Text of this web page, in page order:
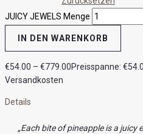
JUICY JEWELS Menge
IN DEN WARENKORB
€54.00 – €779.00Preisspanne:
Versandkosten
Details
„Each bite of pineapple is a juicy